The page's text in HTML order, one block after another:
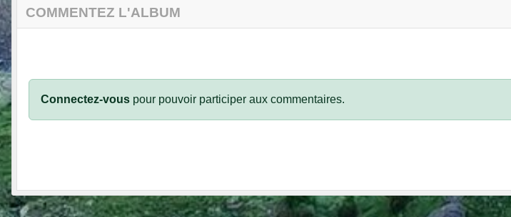
COMMENTEZ L'ALBUM
Connectez-vous pour pouvoir participer aux commentaires.